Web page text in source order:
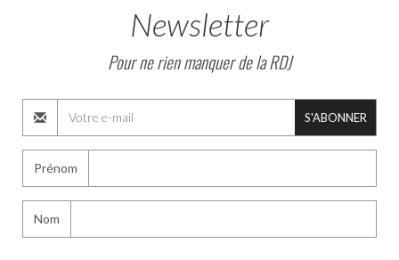
Newsletter
Pour ne rien manquer de la RDJ
S'ABONNER
Prénom
Nom